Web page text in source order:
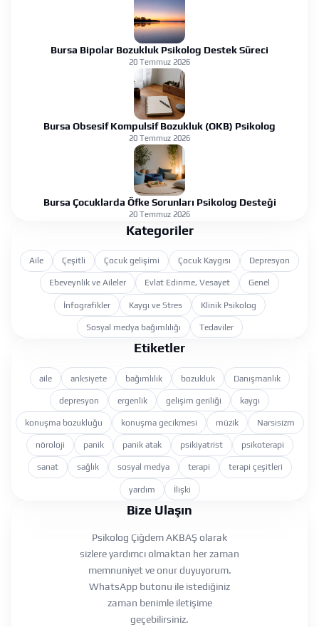
Bursa Bipolar Bozukluk Psikolog Destek Süreci
20 Temmuz 2026
Bursa Obsesif Kompulsif Bozukluk (OKB) Psikolog
20 Temmuz 2026
Bursa Çocuklarda Öfke Sorunları Psikolog Desteği
20 Temmuz 2026
Kategoriler
Aile Çeşitli Çocuk gelişimi Çocuk Kaygısı Depresyon
Ebeveynlik ve Aileler Evlat Edinme, Vesayet Genel
İnfografikler Kaygı ve Stres Klinik Psikolog
Sosyal medya bağımlılığı Tedaviler
Etiketler
aile anksiyete bağımlılık bozukluk Danışmanlık
depresyon ergenlik gelişim geriliği kaygı
konuşma bozukluğu konuşma gecikmesi müzik Narsisizm
nöroloji panik panik atak psikiyatrist psikoterapi
sanat sağlık sosyal medya terapi terapi çeşitleri
yardım İlişki
Bize Ulaşın
Psikolog Çiğdem AKBAŞ olarak
sizlere yardımcı olmaktan her zaman
memnuniyet ve onur duyuyorum.
WhatsApp butonu ile istediğiniz
zaman benimle iletişime
geçebilirsiniz.